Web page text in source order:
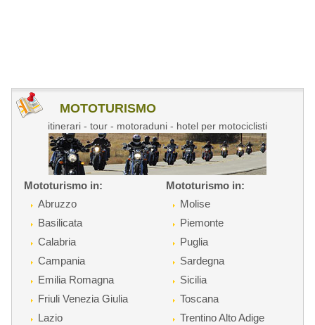
MOTOTURISMO
itinerari - tour - motoraduni - hotel per motociclisti
Mototurismo in:
Abruzzo
Basilicata
Calabria
Campania
Emilia Romagna
Friuli Venezia Giulia
Lazio
Mototurismo in:
Molise
Piemonte
Puglia
Sardegna
Sicilia
Toscana
Trentino Alto Adige